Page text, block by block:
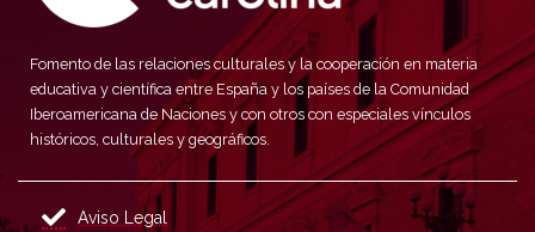
Fomento de las relaciones culturales y la cooperación en materia
educativa y científica entre España y los países de la Comunidad
Iberoamericana de Naciones y con otros con especiales vínculos
históricos, culturales y geográficos.
Aviso Legal